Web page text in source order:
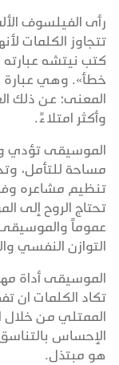
رأى الفيلسوف
تتجاوز الكلمات
كتب نيتشه عبارته
خطأ». وهي عبارة
المعنى؛ عن ذلك
وأكثر امتلاءً.
الموسيقى تؤدي
مساحة للتأمل،
تنظيم مشاعره
تحتاج الروح إلى
عموماً
التوازن النفسي
الموسيقى أداة
تكاد الكلمات ان
الممتلي من خلال
الإحساس
هو مبتذل.